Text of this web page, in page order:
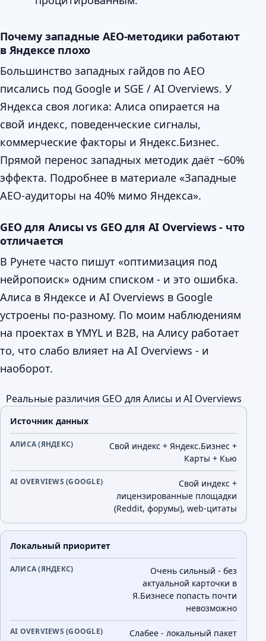
Почему западные AEO-методики работают
в Яндексе плохо
Большинство западных гайдов по AEO
писались под Google и SGE / AI Overviews. У
Яндекса своя логика: Алиса опирается на
свой индекс, поведенческие сигналы,
коммерческие факторы и Яндекс.Бизнес.
Прямой перенос западных методик даёт ~60%
эффекта. Подробнее в материале «Западные
AEO-аудиторы на 40% мимо Яндекса».
GEO для Алисы vs GEO для AI Overviews - что
отличается
В Рунете часто пишут «оптимизация под
нейропоиск» одним списком - и это ошибка.
Алиса в Яндексе и AI Overviews в Google
устроены по-разному. По моим наблюдениям
на проектах в YMYL и B2B, на Алису работает
то, что слабо влияет на AI Overviews - и
наоборот.
Реальные различия GEO для Алисы и AI Overviews
Параметр Алиса (Яндекс)
Источник данных
Свой индекс + Яндекс.Бизнес +
Карты + Кью
Свой индекс +
лицензированные площадки
(Reddit, форумы), web-цитаты
Локальный приоритет
Очень сильный - без
актуальной карточки в
Я.Бизнесе попасть почти
невозможно
Слабее - локальный пакет